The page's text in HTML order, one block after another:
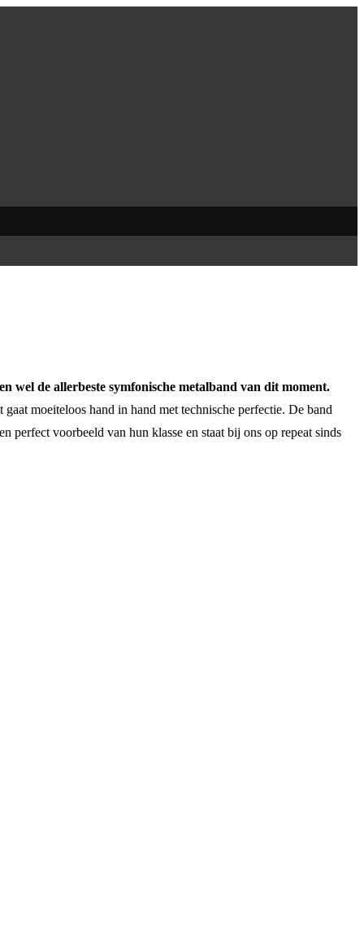
wel de allerbeste symfonische metalband van dit moment.
moeiteloos hand in hand met technische perfectie. De band
perfect voorbeeld van hun klasse en staat bij ons op repeat sinds